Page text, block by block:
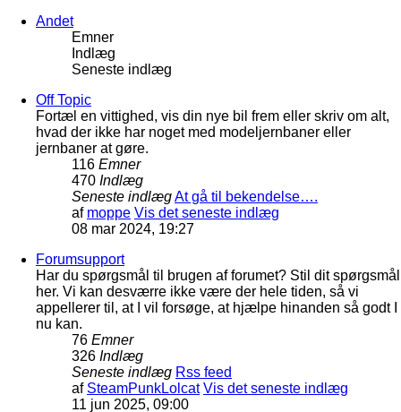
Andet
Emner
Indlæg
Seneste indlæg
Off Topic
Fortæl en vittighed, vis din nye bil frem eller skriv om alt,
hvad der ikke har noget med modeljernbaner eller
jernbaner at gøre.
116 Emner
470 Indlæg
Seneste indlægAt gå til bekendelse….
af moppe Vis det seneste indlæg
08 mar 2024, 19:27
Forumsupport
Har du spørgsmål til brugen af forumet? Stil dit spørgsmål
her. Vi kan desværre ikke være der hele tiden, så vi
appellerer til, at I vil forsøge, at hjælpe hinanden så godt I
nu kan.
76 Emner
326 Indlæg
Seneste indlæg Rss feed
af SteamPunkLolcat Vis det seneste indlæg
11 jun 2025, 09:00